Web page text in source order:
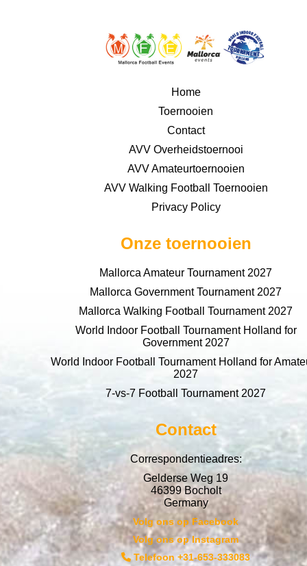
Home
Toernooien
Contact
AVV Overheidstoernooi
AVV Amateurtoernooien
AVV Walking Football Toernooien
Privacy Policy
Onze toernooien
Mallorca Amateur Tournament 2027
Mallorca Government Tournament 2027
Mallorca Walking Football Tournament 2027
World Indoor Football Tournament Holland for
Government 2027
World Indoor Football Tournament Holland for
2027
7-vs-7 Football Tournament 2027
Contact
Correspondentieadres:
Gelderse Weg 19
46399 Bocholt
Germany
Volg ons op Facebook
Volg ons op Instagram
Telefoon +31-653-333083